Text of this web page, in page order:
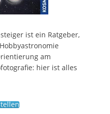
ist ein Ratgeber,
am
hier ist alles